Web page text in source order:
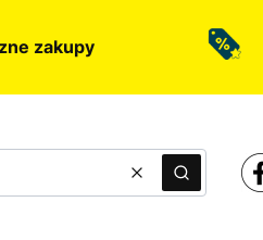
zakupy
WyczyśćSzukaj